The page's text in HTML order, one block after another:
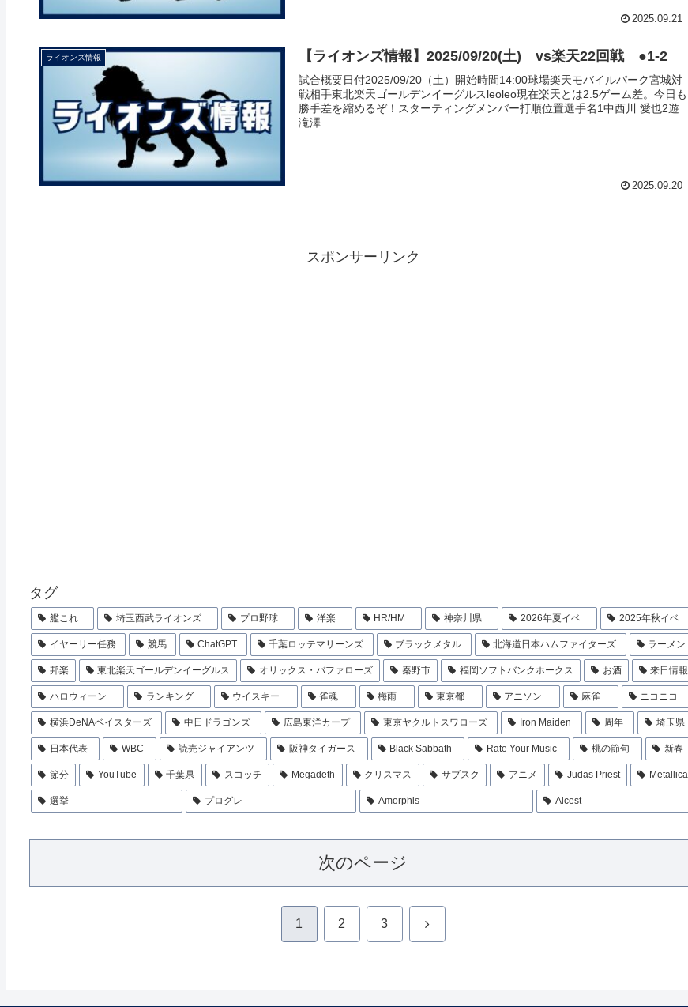
2025.09.21
ライオンズ情報 【ライオンズ情報】2025/09/20(土) vs楽天22回戦 ●1-2
試合概要日付2025/09/20（土）開始時間14:00球場楽天モバイルパーク宮城対
戦相手東北楽天ゴールデンイーグルスleoleo現在楽天とは2.5ゲーム差。今日も
勝手差を縮めるぞ！スターティングメンバー打順位置選手名1中西川 愛也2遊
滝澤...
2025.09.20
スポンサーリンク
タグ
艦これ 埼玉西武ライオンズ プロ野球 洋楽 HR/HM 神奈川県 2026年夏イベ 2025年秋イベ
イヤーリー任務 競馬 ChatGPT 千葉ロッテマリーンズ ブラックメタル 北海道日本ハムファイターズ ラーメン
邦楽 東北楽天ゴールデンイーグルス オリックス・バファローズ 秦野市 福岡ソフトバンクホークス お酒 来日情報
ハロウィーン ランキング ウイスキー 雀魂 梅雨 東京都 アニソン 麻雀 ニコニコ
横浜DeNAベイスターズ 中日ドラゴンズ 広島東洋カープ 東京ヤクルトスワローズ Iron Maiden 周年 埼玉県
日本代表 WBC 読売ジャイアンツ 阪神タイガース Black Sabbath Rate Your Music 桃の節句 新春
節分 YouTube 千葉県 スコッチ Megadeth クリスマス サブスク アニメ Judas Priest Metallica
選挙 プログレ Amorphis Alcest
次のページ
1 2 3 次